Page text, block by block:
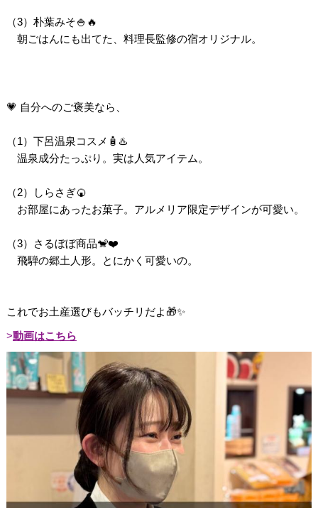
（3）朴葉みそ🍚🔥
朝ごはんにも出てた、料理長監修の宿オリジナル。
💗 自分へのご褒美なら、
（1）下呂温泉コスメ🧴♨️
温泉成分たっぷり。実は人気アイテム。
（2）しらさぎ🍘
お部屋にあったお菓子。アルメリア限定デザインが可愛い。
（3）さるぼぼ商品🐒❤️
飛騨の郷土人形。とにかく可愛いの。
これでお土産選びもバッチリだよ🎁✨
動画はこちら